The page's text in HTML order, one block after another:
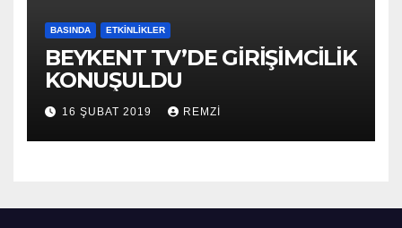
BASINDA ETKINLIKLER
BEYKENT TV’DE GİRİŞİMCİLİK
KONUŞULDU
16 ŞUBAT 2019 REMZI